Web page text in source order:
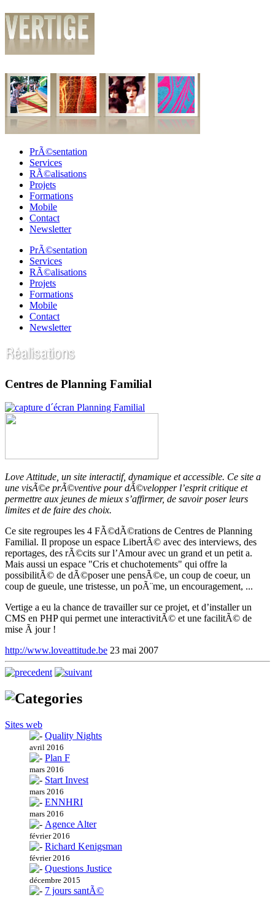
PrÃ©sentation
Services
RÃ©alisations
Projets
Formations
Mobile
Contact
Newsletter
PrÃ©sentation
Services
RÃ©alisations
Projets
Formations
Mobile
Contact
Newsletter
Centres de Planning Familial
Love Attitude, un site interactif, dynamique et accessible. Ce site a
une visÃ©e prÃ©ventive pour dÃ©velopper l’esprit critique et
permettre aux jeunes de mieux s’affirmer, de savoir poser leurs
limites et de faire des choix.
Ce site regroupes les 4 FÃ©dÃ©rations de Centres de Planning
Familial. Il propose un espace LibertÃ© avec des interviews, des
reportages, des rÃ©cits sur l’Amour avec un grand et un petit a.
Mais aussi un espace "Cris et chuchotements" qui offre la
possibilitÃ© de dÃ©poser une pensÃ©e, un coup de coeur, un
coup de gueule, une tristesse, un poÃ¨me, un encouragement, ...
Vertige a eu la chance de travailler sur ce projet, et d’installer un
CMS en PHP qui permet une interactivitÃ© et une facilitÃ© de
mise Ã jour !
http://www.loveattitude.be 23 mai 2007
Sites web
Quality Nights
avril 2016
Plan F
mars 2016
Start Invest
mars 2016
ENNHRI
mars 2016
Agence Alter
février 2016
Richard Kenigsman
février 2016
Questions Justice
décembre 2015
7 jours santÃ©